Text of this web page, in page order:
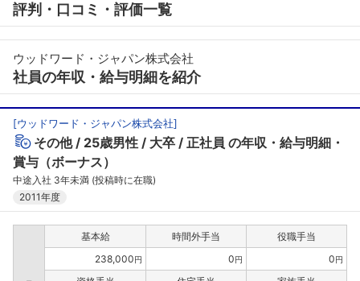
評判・口コミ・評価一覧
ウッドワード・ジャパン株式会社
社員の年収・給与明細を紹介
[ウッドワード・ジャパン株式会社]
その他 25歳男性 大卒 正社員 の年収・給与明細・
賞与（ボーナス）
中途入社 3年未満 (投稿時に在職)
2011年度
基本給 時間外手当
役職手当
238,000円 0円 0円